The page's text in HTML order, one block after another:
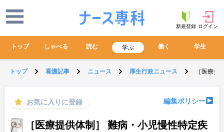
新規登録 ログイン
トップ しゃべる 読む 学ぶ 働く 学生
トップ 看護記事 ニュース 厚生行政ニュース ［医療
お気に入りに登録 編集ポリシー
［医療提供体制］ 難病・小児慢性特定疾